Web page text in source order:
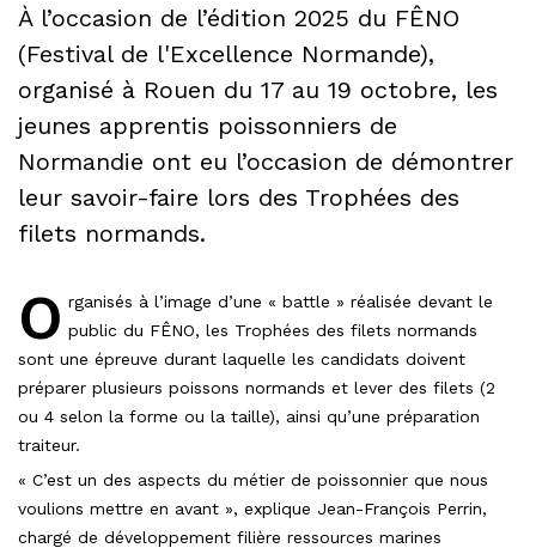
À l’occasion de l’édition 2025 du FÊNO
(Festival de l'Excellence Normande),
organisé à Rouen du 17 au 19 octobre, les
jeunes apprentis poissonniers de
Normandie ont eu l’occasion de démontrer
leur savoir-faire lors des Trophées des
filets normands.
O rganisés à l’image d’une « battle » réalisée devant le
public du FÊNO, les Trophées des filets normands
sont une épreuve durant laquelle les candidats doivent
préparer plusieurs poissons normands et lever des filets (2
ou 4 selon la forme ou la taille), ainsi qu’une préparation
traiteur.
« C’est un des aspects du métier de poissonnier que nous
voulions mettre en avant », explique Jean-François Perrin,
chargé de développement filière ressources marines